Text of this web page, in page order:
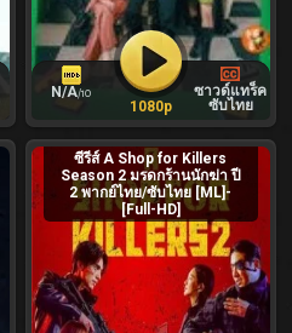
N/A/10
ซาวด์แทร็ค
ซับไทย
1080p
ซีรีส์ A Shop for Killers
Season 2 มรดกร้านนักฆ่า ปี
2 พากย์ไทย/ซับไทย [ML]-
[Full-HD]